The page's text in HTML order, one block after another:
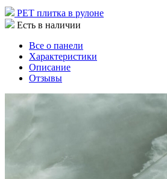
РЕТ плитка в рулоне
Есть в наличии
Все о панели
Характеристики
Описание
Отзывы